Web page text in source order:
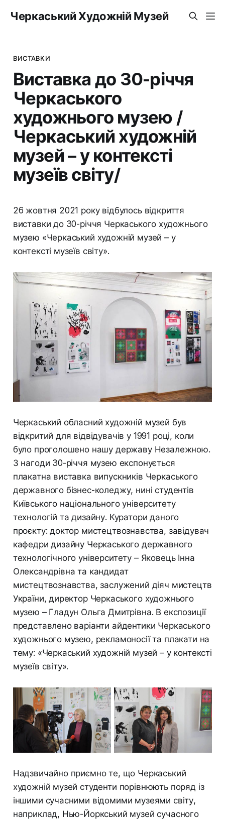
Черкаський Художній Музей
ВИСТАВКИ
Виставка до 30-річчя
Черкаського
художнього музею /
Черкаський художній
музей – у контексті
музеїв світу/
26 жовтня 2021 року відбулось відкриття
виставки до 30-річчя Черкаського художнього
музею «Черкаський художній музей – у
контексті музеїв світу».
Черкаський обласний художній музей був
відкритий для відвідувачів у 1991 році, коли
було проголошено нашу державу Незалежною.
З нагоди 30-річчя музею експонується
плакатна виставка випускників Черкаського
державного бізнес-коледжу, нині студентів
Київського національного університету
технологій та дизайну. Куратори даного
проєкту: доктор мистецтвознавства, завідувач
кафедри дизайну Черкаського державного
технологічного університету – Яковець Інна
Олександрівна та кандидат
мистецтвознавства, заслужений діяч мистецтв
України, директор Черкаського художнього
музею – Гладун Ольга Дмитрівна. В експозиції
представлено варіанти айдентики Черкаського
художнього музею, рекламоносії та плакати на
тему: «Черкаський художній музей – у контексті
музеїв світу».
Надзвичайно приємно те, що Черкаський
художній музей студенти порівнюють поряд із
іншими сучасними відомими музеями світу,
наприклад, Нью-Йоркський музей сучасного